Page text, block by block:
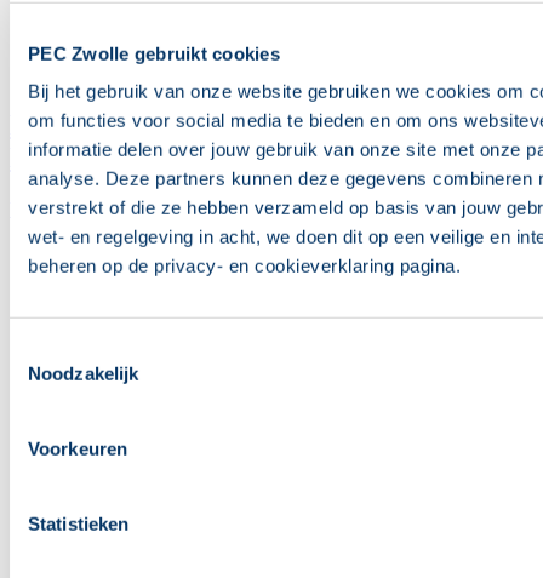
PEC Zwolle gebruikt cookies
Bij het gebruik van onze website gebruiken we cookies om
om functies voor social media te bieden en om ons
informatie delen over jouw gebruik van onze site met onze
analyse. Deze partners kunnen deze gegevens combineren
verstrekt of die ze hebben verzameld op basis van jouw
wet- en regelgeving in acht, we doen dit op een veilige en
beheren op de privacy- en cookieverklaring pagina.
Noodzakelijk
Voorkeuren
Statistieken
Kamerverhuurpandverkopen.nl nieuwe
Business Partner van PEC Zwolle
Wo 05 aug 2026 - 10:58